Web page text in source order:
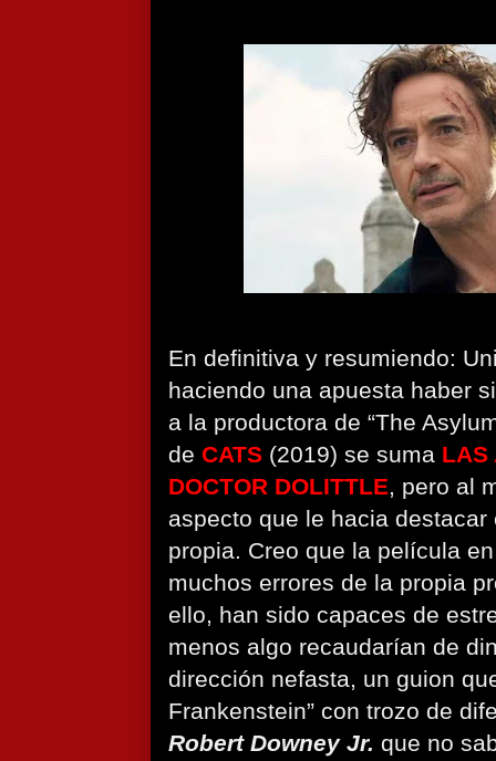
En definitiva y resumiendo:
haciendo una apuesta haber
a la productora de “The
de CATS (2019) se suma LAS
DOCTOR DOLITTLE, pero al
aspecto que le hacia
propia. Creo que la película
muchos errores de la propia
ello, han sido capaces de
menos algo recaudarían de
dirección nefasta, un guion
Frankenstein” con trozo de
Robert Downey Jr. que no